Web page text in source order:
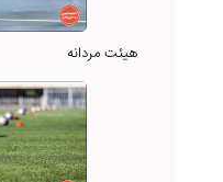
هیئت مردانه